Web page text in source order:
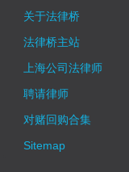
关于法律桥
法律桥主站
上海公司法律师
聘请律师
对赌回购合集
Sitemap